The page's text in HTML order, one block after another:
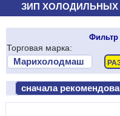
ЗИП
Фильтр
Торговая марка: